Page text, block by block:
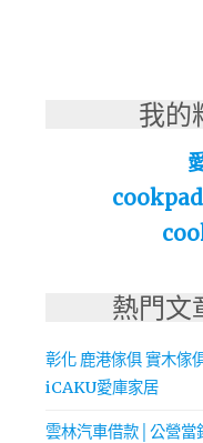
我的
熱門文
彰化 鹿港傢俱 實木傢
iCAKU愛庫家居
雲林汽車借款│公營當